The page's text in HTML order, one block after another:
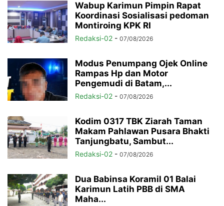
Wabup Karimun Pimpin Rapat
Koordinasi Sosialisasi pedoman
Montiroing KPK RI
Redaksi-02 - 07/08/2026
Modus Penumpang Ojek Online
Rampas Hp dan Motor
Pengemudi di Batam,...
Redaksi-02 - 07/08/2026
Kodim 0317 TBK Ziarah Taman
Makam Pahlawan Pusara Bhakti
Tanjungbatu, Sambut...
Redaksi-02 - 07/08/2026
Dua Babinsa Koramil 01 Balai
Karimun Latih PBB di SMA
Maha...